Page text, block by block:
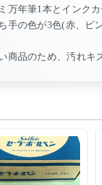
万年筆1本とインク
手の色が3色(赤、ピ
商品のため、汚れキ